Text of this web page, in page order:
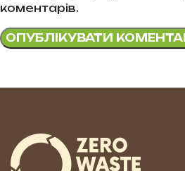
коментарів.